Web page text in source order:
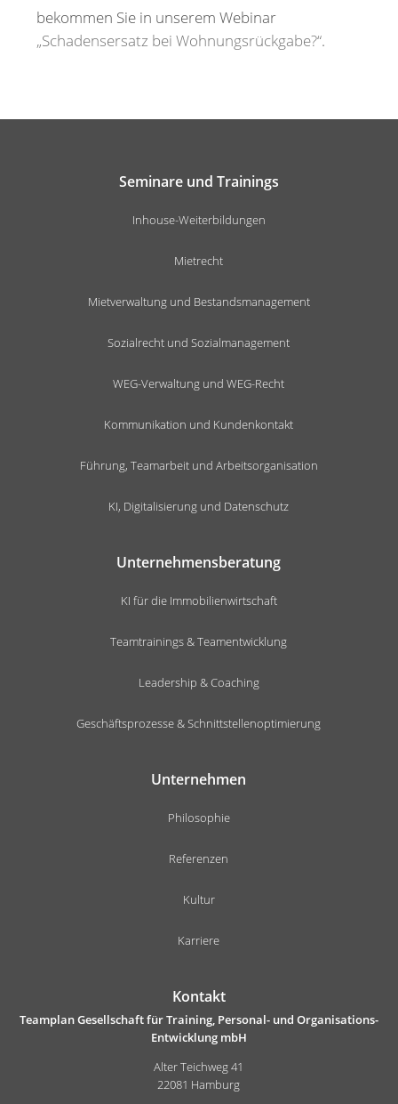
bekommen Sie in unserem Webinar
„Schadensersatz bei Wohnungsrückgabe?“.
Seminare und Trainings
Inhouse-Weiterbildungen
Mietrecht
Mietverwaltung und Bestandsmanagement
Sozialrecht und Sozialmanagement
WEG-Verwaltung und WEG-Recht
Kommunikation und Kundenkontakt
Führung, Teamarbeit und Arbeitsorganisation
KI, Digitalisierung und Datenschutz
Unternehmensberatung
KI für die Immobilienwirtschaft
Teamtrainings & Teamentwicklung
Leadership & Coaching
Geschäftsprozesse & Schnittstellenoptimierung
Unternehmen
Philosophie
Referenzen
Kultur
Karriere
Kontakt
Teamplan Gesellschaft für Training, Personal- und Organisations-
Entwicklung mbH
Alter Teichweg 41
22081 Hamburg